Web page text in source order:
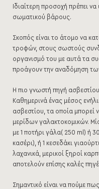
Ιδιαίτερη προσοχή πρέπει
σωματικού βάρους.
Σκοπός είναι το άτομο να
τροφών, στους σωστούς
οργανισμό του με αυτά τα
προάγουν την αναδόμηση
Η πιο γνωστή πηγή
Καθημερινά ένας μέσος
ασβεστίου, τα οποία μπορεί
μερίδων γαλακτοκομικών.
με 1 ποτήρι γάλα( 250 ml) ή
κασέρι), ή 1 κεσεδάκι
λαχανικά, μερικοί ξηροί
αποτελούν επίσης καλές
Σημαντικό είναι να πούμε